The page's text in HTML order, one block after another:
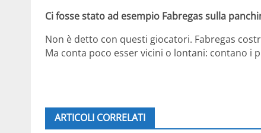
Ci fosse stato ad esempio Fabregas sulla
Non è detto con questi giocatori. Fabregas
Ma conta poco esser vicini o lontani: contano i
ARTICOLI CORRELATI